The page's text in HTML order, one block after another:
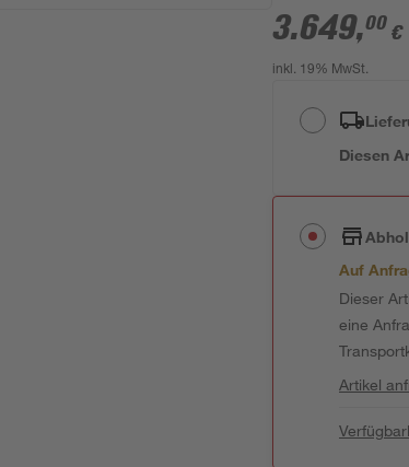
3.649,00 €
inkl. 19% MwSt.
Diesen
Auf
Dieser
eine
Artikel